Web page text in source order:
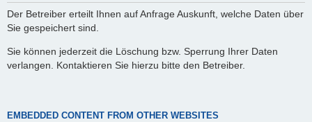
Der Betreiber erteilt Ihnen auf Anfrage Auskunft, welche Daten über
Sie gespeichert sind.
Sie können jederzeit die Löschung bzw. Sperrung Ihrer Daten
verlangen. Kontaktieren Sie hierzu bitte den Betreiber.
EMBEDDED CONTENT FROM OTHER WEBSITES